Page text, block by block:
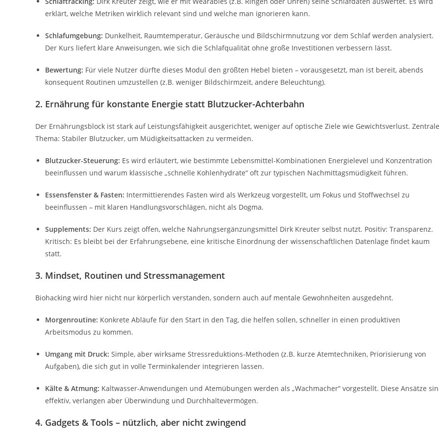
erklärt, welche Metriken wirklich relevant sind und welche man ignorieren kann.
Schlafumgebung: Dunkelheit, Raumtemperatur, Geräusche und Bildschirmnutzung vor dem Schlaf werden analysiert.
Der Kurs liefert klare Anweisungen, wie sich die Schlafqualität ohne große Investitionen verbessern lässt.
Bewertung: Für viele Nutzer dürfte dieses Modul den größten Hebel bieten – vorausgesetzt, man ist bereit, abends
konsequent Routinen umzustellen (z.B. weniger Bildschirmzeit, andere Beleuchtung).
2. Ernährung für konstante Energie statt Blutzucker-Achterbahn
Der Ernährungsblock ist stark auf Leistungsfähigkeit ausgerichtet, weniger auf optische Ziele wie Gewichtsverlust.
Thema: Stabiler Blutzucker, um Müdigkeitsattacken zu vermeiden.
Blutzucker-Steuerung: Es wird erläutert, wie bestimmte Lebensmittel-Kombinationen Energielevel und Konzentration
beeinflussen und warum klassische „schnelle Kohlenhydrate“ oft zur typischen Nachmittagsmüdigkeit führen.
Essensfenster & Fasten: Intermittierendes Fasten wird als Werkzeug vorgestellt, um Fokus und Stoffwechsel zu
beeinflussen – mit klaren Handlungsvorschlägen, nicht als Dogma.
Supplements: Der Kurs zeigt offen, welche Nahrungsergänzungsmittel Dirk Kreuter selbst nutzt. Positiv: Transparenz.
Kritisch: Es bleibt bei der Erfahrungsebene, eine kritische Einordnung der wissenschaftlichen Datenlage findet kaum
statt.
3. Mindset, Routinen und Stressmanagement
Biohacking wird hier nicht nur körperlich verstanden, sondern auch auf mentale Gewohnheiten ausgedehnt.
Morgenroutine: Konkrete Abläufe für den Start in den Tag, die helfen sollen, schneller in einen produktiven
Arbeitsmodus zu kommen.
Umgang mit Druck: Simple, aber wirksame Stressreduktions-Methoden (z.B. kurze Atemtechniken, Priorisierung von
Aufgaben), die sich gut in volle Terminkalender integrieren lassen.
Kälte & Atmung: Kaltwasser-Anwendungen und Atemübungen werden als „Wachmacher“ vorgestellt. Diese Ansätze
effektiv, verlangen aber Überwindung und Durchhaltevermögen.
4. Gadgets & Tools – nützlich, aber nicht zwingend